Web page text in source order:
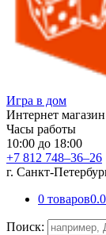
Игра в дом
Интернет
Часы работы
10:00 до 18:00
+7 812 748–36–26
г. Санкт-
0 товаров
Поиск: